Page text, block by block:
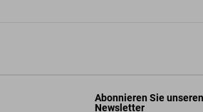
Abonnieren Sie unseren
Newsletter